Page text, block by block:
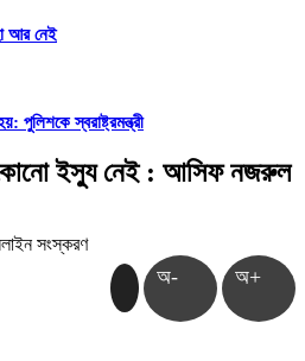
আর নেই
পুলিশকে স্বরাষ্ট্রমন্ত্রী
কোনো ইস্যু নেই : আসিফ নজরুল
সংস্করণ
অ- অ+